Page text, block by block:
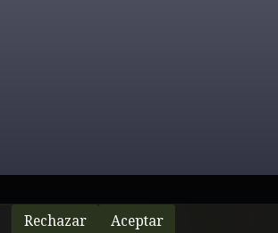
Rechazar Aceptar